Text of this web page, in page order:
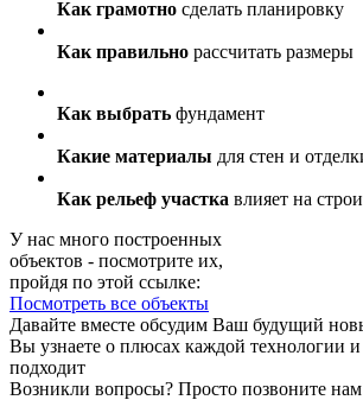
Как грамотно сделать планировку
Как правильно рассчитать размеры
Как выбрать фундамент
Какие материалы для стен и
Как рельеф участка влияет на
У нас много построенных
объектов - посмотрите их,
пройдя по этой ссылке:
Посмотреть все объекты
Давайте вместе обсудим Ваш будущий
Вы узнаете о плюсах каждой технологии
подходит
Возникли вопросы? Просто позвоните